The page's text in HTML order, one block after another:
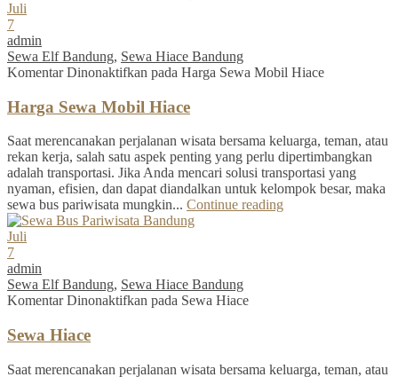
Juli
7
admin
Sewa Elf Bandung, Sewa Hiace Bandung
Komentar Dinonaktifkan pada Harga Sewa Mobil Hiace
Harga Sewa Mobil Hiace
Saat merencanakan perjalanan wisata bersama keluarga, teman, atau
rekan kerja, salah satu aspek penting yang perlu dipertimbangkan
adalah transportasi. Jika Anda mencari solusi transportasi yang
nyaman, efisien, dan dapat diandalkan untuk kelompok besar, maka
sewa bus pariwisata mungkin... Continue reading
Juli
7
admin
Sewa Elf Bandung, Sewa Hiace Bandung
Komentar Dinonaktifkan pada Sewa Hiace
Sewa Hiace
Saat merencanakan perjalanan wisata bersama keluarga, teman, atau